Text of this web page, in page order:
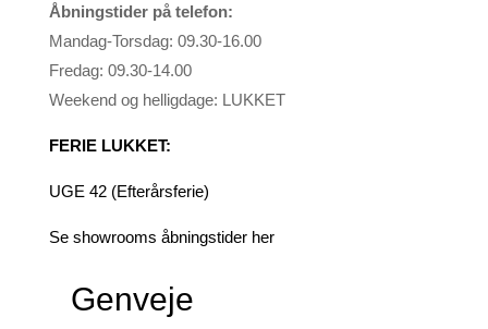
Åbningstider på telefon:
Mandag-Torsdag: 09.30-16.00
Fredag: 09.30-14.00
Weekend og helligdage: LUKKET
FERIE LUKKET:
UGE 42 (Efterårsferie)
Se showrooms åbningstider her
Genveje